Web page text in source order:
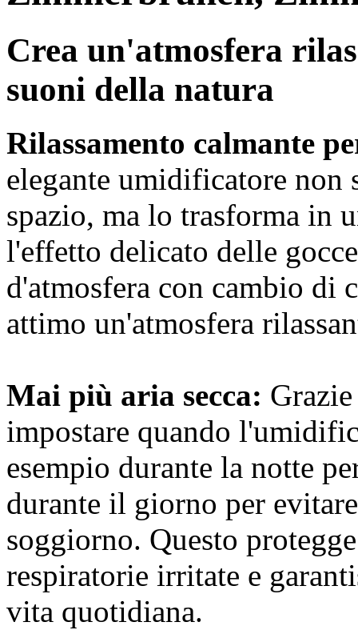
Crea un'atmosfera
suoni della natura
Rilassamento calmante
elegante umidificatore non
spazio, ma lo trasforma in
l'effetto delicato delle
d'atmosfera con cambio di
attimo un'atmosfera
Mai più aria secca:
impostare quando
esempio durante la notte
durante il giorno per
soggiorno. Questo
respiratorie irritate e
vita quotidiana.